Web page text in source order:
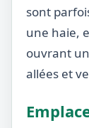
sont
une haie,
ouvrant
allées et